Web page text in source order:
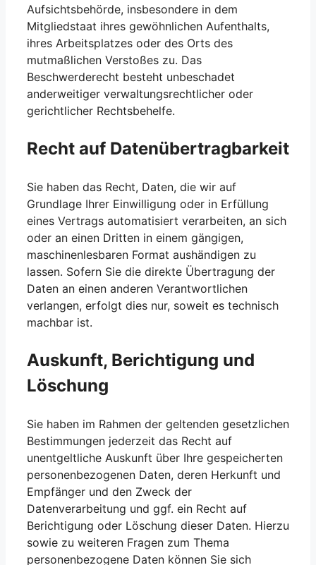
Aufsichtsbehörde, insbesondere in dem
Mitgliedstaat ihres gewöhnlichen Aufenthalts,
ihres Arbeitsplatzes oder des Orts des
mutmaßlichen Verstoßes zu. Das
Beschwerderecht besteht unbeschadet
anderweitiger verwaltungsrechtlicher oder
gerichtlicher Rechtsbehelfe.
Recht auf Daten­übertrag­barkeit
Sie haben das Recht, Daten, die wir auf
Grundlage Ihrer Einwilligung oder in Erfüllung
eines Vertrags automatisiert verarbeiten, an sich
oder an einen Dritten in einem gängigen,
maschinenlesbaren Format aushändigen zu
lassen. Sofern Sie die direkte Übertragung der
Daten an einen anderen Verantwortlichen
verlangen, erfolgt dies nur, soweit es technisch
machbar ist.
Auskunft, Berichtigung und
Löschung
Sie haben im Rahmen der geltenden gesetzlichen
Bestimmungen jederzeit das Recht auf
unentgeltliche Auskunft über Ihre gespeicherten
personenbezogenen Daten, deren Herkunft und
Empfänger und den Zweck der
Datenverarbeitung und ggf. ein Recht auf
Berichtigung oder Löschung dieser Daten. Hierzu
sowie zu weiteren Fragen zum Thema
personenbezogene Daten können Sie sich